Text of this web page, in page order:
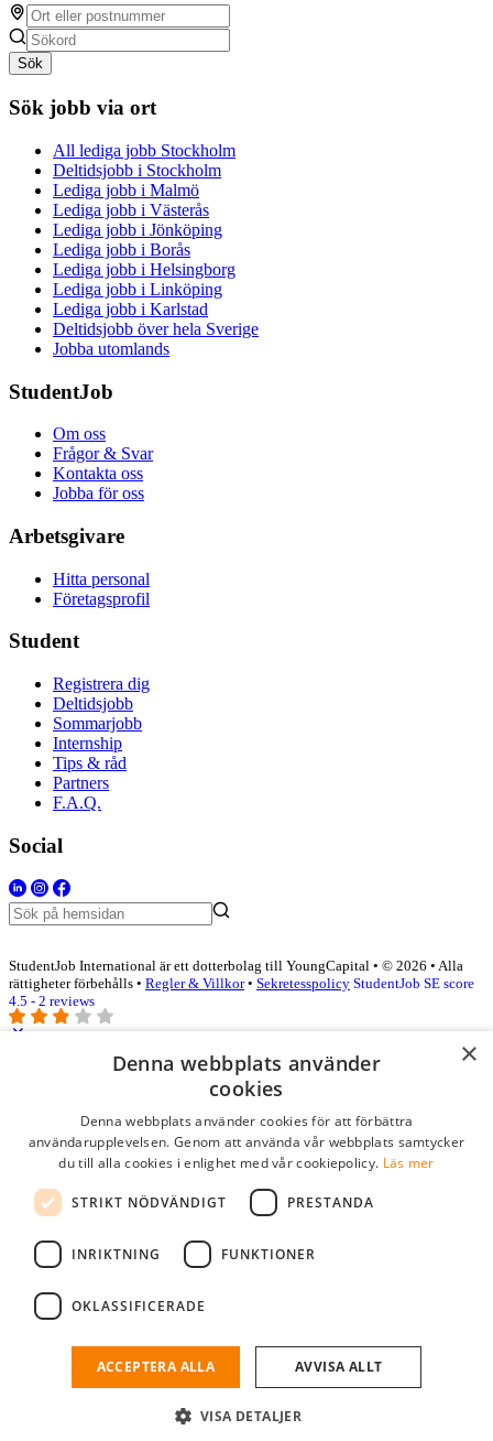
Sök
Sök jobb via ort
All lediga jobb Stockholm
Deltidsjobb i Stockholm
Lediga jobb i Malmö
Lediga jobb i Västerås
Lediga jobb i Jönköping
Lediga jobb i Borås
Lediga jobb i Helsingborg
Lediga jobb i Linköping
Lediga jobb i Karlstad
Deltidsjobb över hela Sverige
Jobba utomlands
StudentJob
Om oss
Frågor & Svar
Kontakta oss
Jobba för oss
Arbetsgivare
Hitta personal
Företagsprofil
Student
Registrera dig
Deltidsjobb
Sommarjobb
Internship
Tips & råd
Partners
F.A.Q.
Social
StudentJob International är ett dotterbolag till YoungCapital • © 2026 • Alla
rättigheter förbehålls • Regler & Villkor• Sekretesspolicy StudentJob SE score
4.5 - 2 reviews
Lösenord
kom ihåg mig
logga in
Kostnadsfri företagsprofil
och söka efter passande kandidater till ditt företag.
×
Denna webbplats använder
cookies
Denna webbplats använder cookies för att förbättra
användarupplevelsen. Genom att använda vår webbplats samtycker
du till alla cookies i enlighet med vår cookiepolicy. Läs mer
STRIKT NÖDVÄNDIGT PRESTANDA
INRIKTNING FUNKTIONER
OKLASSIFICERADE
ACCEPTERA ALLA AVVISA ALLT
VISA DETALJER